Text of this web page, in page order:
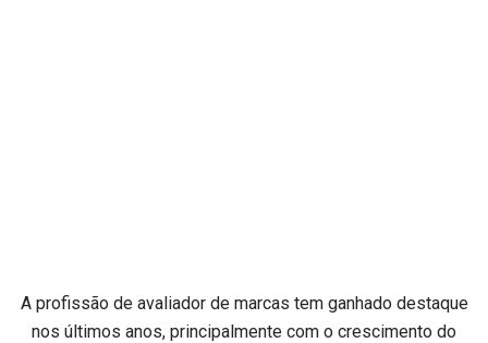
A profissão de avaliador de marcas tem ganhado destaque
nos últimos anos, principalmente com o crescimento do